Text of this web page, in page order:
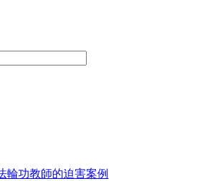
輪功教師的迫害案例